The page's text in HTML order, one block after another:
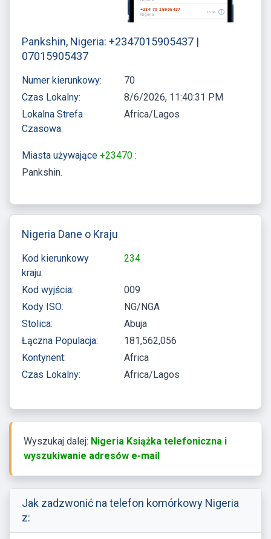
Pankshin, Nigeria: +2347015905437 |
07015905437
Numer kierunkowy:
70
Czas Lokalny:
8/6/2026, 11:40:31 PM
Lokalna Strefa
Czasowa:
Africa/Lagos
Miasta używające +23470 :
Pankshin
Nigeria Dane o Kraju
Kod kierunkowy
kraju:
234
Kod wyjścia:
009
Kody ISO:
NG/NGA
Stolica:
Abuja
Łączna Populacja:
181,562,056
Kontynent:
Africa
Czas Lokalny:
Africa/Lagos
Wyszukaj dalej: Nigeria Książka telefoniczna i
wyszukiwanie adresów e-mail
Jak zadzwonić na telefon komórkowy Nigeria
z: